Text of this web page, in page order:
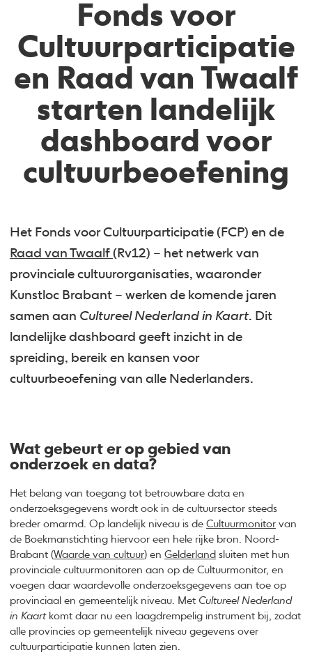
Fonds voor
Cultuurparticipatie
en Raad van Twaalf
starten landelijk
dashboard voor
cultuurbeoefening
Het Fonds voor Cultuurparticipatie (FCP) en de
Raad van Twaalf(Rv12) – het netwerk van
provinciale cultuurorganisaties, waaronder
Kunstloc Brabant – werken de komende jaren
samen aan Cultureel Nederland in Kaart. Dit
landelijke dashboard geeft inzicht in de
spreiding, bereik en kansen voor
cultuurbeoefening van alle Nederlanders.
Wat gebeurt er op gebied van
onderzoek en data?
Het belang van toegang tot betrouwbare data en
onderzoeksgegevens wordt ook in de cultuursector steeds
breder omarmd. Op landelijk niveau is deCultuurmonitor van
de Boekmanstichting hiervoor een hele rijke bron. Noord-
Brabant (Waarde van cultuur) enGelderland sluiten met hun
provinciale cultuurmonitoren aan op de Cultuurmonitor, en
voegen daar waardevolle onderzoeksgegevens aan toe op
provinciaal en gemeentelijk niveau. Met Cultureel Nederland
in Kaartkomt daar nu een laagdrempelig instrument bij, zodat
alle provincies op gemeentelijk niveau gegevens over
cultuurparticipatie kunnen laten zien.